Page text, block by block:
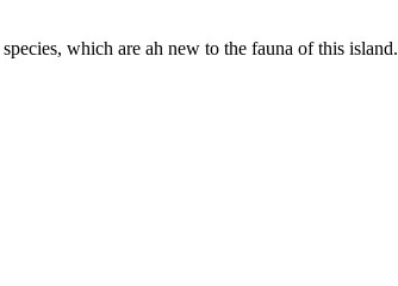
which are ah new to the fauna of this island.